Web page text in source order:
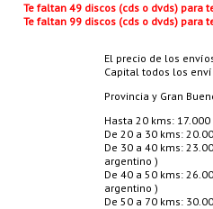
Te faltan 49 discos (cds o dvds) para
Te faltan 99 discos (cds o dvds) para
El precio de los
Capital todos los
Provincia y Gran
Hasta 20 kms: 17.000
De 20 a 30 kms:
De 30 a 40 kms:
argentino )
De 40 a 50 kms:
argentino )
De 50 a 70 kms: